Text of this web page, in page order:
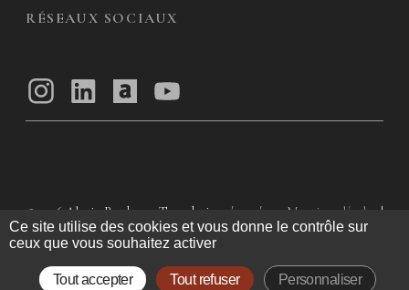
RÉSEAUX SOCIAUX
© 2026 Alexis Bordes — Tous droits réservés Mentions légales
|
Politique de confidentialité |Conditions Générales d’utilisation
Conditions Générales de Vente
Ce site utilise des cookies et vous donne le contrôle sur
ceux que vous souhaitez activer
Tout accepter Tout refuser Personnaliser